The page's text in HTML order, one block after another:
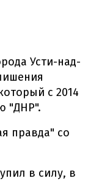
Усти-над-
с 2014
"ДНР".
правда" со
в силу, в